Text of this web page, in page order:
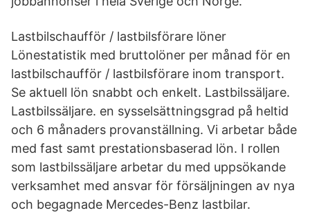
Lastbilschaufför / lastbilsförare löner
Lönestatistik med bruttolöner per månad för en
lastbilschaufför / lastbilsförare inom transport.
Se aktuell lön snabbt och enkelt. Lastbilssäljare.
Lastbilssäljare. en sysselsättningsgrad på heltid
och 6 månaders provanställning. Vi arbetar både
med fast samt prestationsbaserad lön. I rollen
som lastbilssäljare arbetar du med uppsökande
verksamhet med ansvar för försäljningen av nya
och begagnade Mercedes-Benz lastbilar.